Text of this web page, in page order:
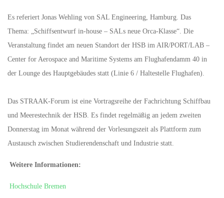
Es referiert Jonas Wehling von SAL Engineering, Hamburg. Das
Thema: „Schiffsentwurf in‐house – SALs neue Orca‐Klasse“. Die
Veranstaltung findet am neuen Standort der HSB im AIR/PORT/LAB –
Center for Aerospace and Maritime Systems am Flughafendamm 40 in
der Lounge des Hauptgebäudes statt (Linie 6 / Haltestelle Flughafen).
Das STRAAK-Forum ist eine Vortragsreihe der Fachrichtung Schiffbau
und Meerestechnik der HSB. Es findet regelmäßig an jedem zweiten
Donnerstag im Monat während der Vorlesungszeit als Plattform zum
Austausch zwischen Studierendenschaft und Industrie statt.
Weitere Informationen:
Hochschule Bremen